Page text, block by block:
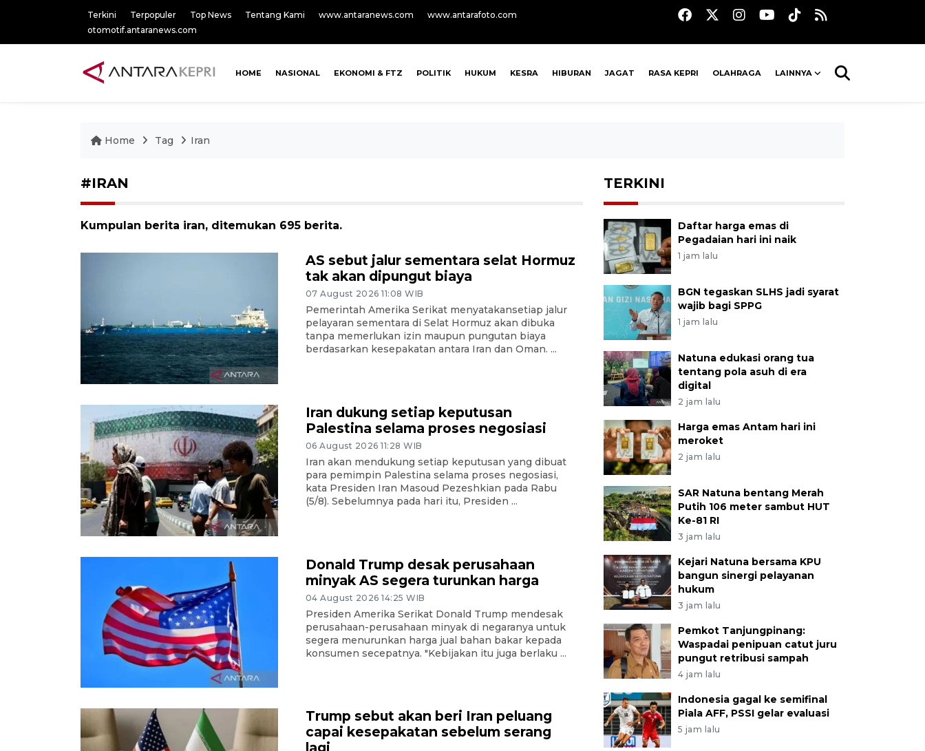
Terkini Terpopuler Top News Tentang Kami www.antaranews.com
www.antarafoto.com
otomotif.antaranews.com
HOME NASIONAL EKONOMI & FTZ POLITIK HUKUM KESRA HIBURAN JAGAT RASA KEPRI OLAHRAGA LAINNYA
Home Tag Iran
#IRAN
Kumpulan berita iran, ditemukan 695 berita.
AS sebut jalur sementara selat Hormuz
tak akan dipungut biaya
07 August 2026 11:08 WIB
Pemerintah Amerika Serikat menyatakansetiap jalur
pelayaran sementara di Selat Hormuz akan dibuka
tanpa memerlukan izin maupun pungutan biaya
berdasarkan kesepakatan antara Iran dan Oman. ...
Iran dukung setiap keputusan
Palestina selama proses negosiasi
06 August 2026 11:28 WIB
Iran akan mendukung setiap keputusan yang dibuat
para pemimpin Palestina selama proses negosiasi,
kata Presiden Iran Masoud Pezeshkian pada Rabu
(5/8). Sebelumnya pada hari itu, Presiden ...
Donald Trump desak perusahaan
minyak AS segera turunkan harga
04 August 2026 14:25 WIB
Presiden Amerika Serikat Donald Trump mendesak
perusahaan-perusahaan minyak di negaranya untuk
segera menurunkan harga jual bahan bakar kepada
konsumen secepatnya. "Kebijakan itu juga berlaku ...
Trump sebut akan beri Iran peluang
capai kesepakatan sebelum serang
TERKINI
Daftar harga emas di
Pegadaian hari ini naik
1 jam lalu
BGN tegaskan SLHS jadi syarat
wajib bagi SPPG
1 jam lalu
Natuna edukasi orang tua
tentang pola asuh di era
digital
2 jam lalu
Harga emas Antam hari ini
meroket
2 jam lalu
SAR Natuna bentang Merah
Putih 106 meter sambut HUT
Ke-81 RI
3 jam lalu
Kejari Natuna bersama KPU
bangun sinergi pelayanan
hukum
3 jam lalu
Pemkot Tanjungpinang:
Waspadai penipuan catut juru
pungut retribusi sampah
4 jam lalu
Indonesia gagal ke semifinal
Piala AFF, PSSI gelar evaluasi
5 jam lalu